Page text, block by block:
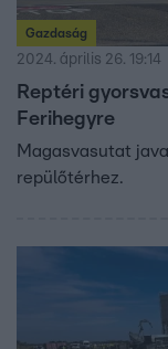
Gazdaság
2024. április 26. 19:14
Reptéri
Ferihegyre
Magasvasutat
repülőtérhez.